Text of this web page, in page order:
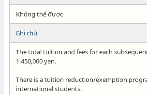
Không thể được
Ghi chú
The total tuition and fees for each
1,450,000 yen.
There is a tuition reduction/exemption
international students.